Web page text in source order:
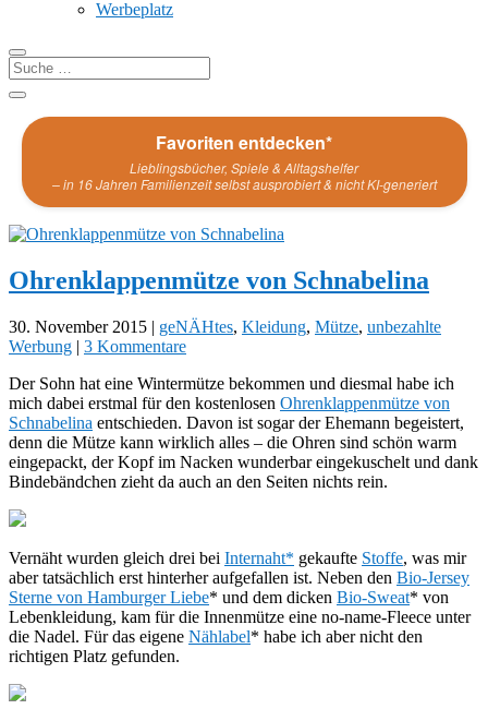
Werbeplatz
Favoriten entdecken*
Lieblingsbücher, Spiele & Alltagshelfer
– in 16 Jahren Familienzeit selbst ausprobiert & nicht KI-generiert
Ohrenklappenmütze von Schnabelina
30. November 2015 | geNÄHtes, Kleidung, Mütze, unbezahlte
Werbung | 3 Kommentare
Der Sohn hat eine Wintermütze bekommen und diesmal habe ich
mich dabei erstmal für den kostenlosen Ohrenklappenmütze von
Schnabelina entschieden. Davon ist sogar der Ehemann begeistert,
denn die Mütze kann wirklich alles – die Ohren sind schön warm
eingepackt, der Kopf im Nacken wunderbar eingekuschelt und dank
Bindebändchen zieht da auch an den Seiten nichts rein.
Vernäht wurden gleich drei bei Internaht* gekaufte Stoffe, was mir
aber tatsächlich erst hinterher aufgefallen ist. Neben den Bio-Jersey
Sterne von Hamburger Liebe* und dem dicken Bio-Sweat* von
Lebenkleidung, kam für die Innenmütze eine no-name-Fleece unter
die Nadel. Für das eigene Nählabel* habe ich aber nicht den
richtigen Platz gefunden.